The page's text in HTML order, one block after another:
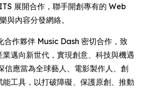
展開合作，聯手開創專有的 Web
與內容分發網絡。
合作夥伴 Music Dash 密切合作，致
邁向新世代，實現創意、科技與機遇
信應當為全球藝人、電影製作人、創
工具，以打破障礙、保護原創、推動